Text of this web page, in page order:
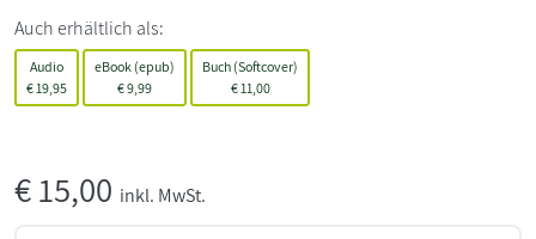
Auch erhältlich als:
Audio
€ 19,95
eBook (epub)
€9,99
Buch (Softcover)
€11,00
€15,00 inkl. MwSt.